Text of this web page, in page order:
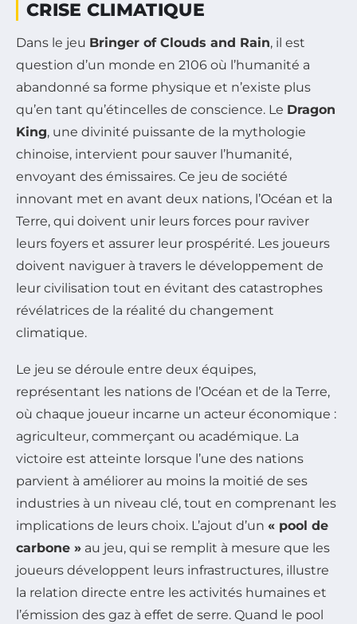
CRISE CLIMATIQUE
Dans le jeu Bringer of Clouds and Rain, il est
question d’un monde en 2106 où l’humanité a
abandonné sa forme physique et n’existe plus
qu’en tant qu’étincelles de conscience. Le Dragon
King, une divinité puissante de la mythologie
chinoise, intervient pour sauver l’humanité,
envoyant des émissaires. Ce jeu de société
innovant met en avant deux nations, l’Océan et la
Terre, qui doivent unir leurs forces pour raviver
leurs foyers et assurer leur prospérité. Les joueurs
doivent naviguer à travers le développement de
leur civilisation tout en évitant des catastrophes
révélatrices de la réalité du changement
climatique.
Le jeu se déroule entre deux équipes,
représentant les nations de l’Océan et de la Terre,
où chaque joueur incarne un acteur économique :
agriculteur, commerçant ou académique. La
victoire est atteinte lorsque l’une des nations
parvient à améliorer au moins la moitié de ses
industries à un niveau clé, tout en comprenant les
implications de leurs choix. L’ajout d’un « pool de
carbone » au jeu, qui se remplit à mesure que les
joueurs développent leurs infrastructures, illustre
la relation directe entre les activités humaines et
l’émission des gaz à effet de serre. Quand le pool